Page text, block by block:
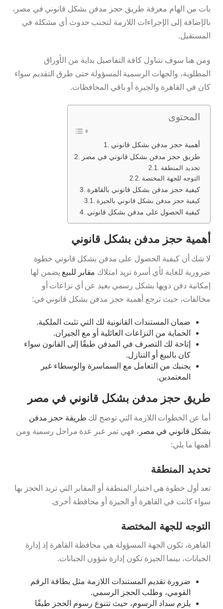
بات من الهام معرفة طريق حجز مدفن بشكل قانوني في مصر،
بالإضافة إلى الإجراءات اللازمة لتجنب حدوث أي مشكلة في
المستقبل.
ومن هنا سوف نتناول كافة التفاصيل بداية من الأوراق
المطلوبة، والجهات الرسمية المسؤولة حتى طرق التقديم سواء
كان في القاهرة والجيزة أو باقي المحافظات.
المحتوى
أهمية حجز مدفن بشكل قانوني
طريق حجز مدفن بشكل قانوني في مصر
تحديد المنطقة
التوجه للجهة المختصة
كيفية حجز مدفن بشكل قانوني بالقاهرة
كيفية حجز مدفن بشكل قانوني بالجيزة
كيفية الحصول على مدفن بشكل قانوني
أهمية حجز مدفن بشكل قانوني
لا شك أن كيفية الحصول على مدفن بشكل قانوني خطوة
ضرورية للغاية لأي أسرة تريد امتلاك مقابر للبيع يضمن لها
إمكانية دفن ذويها بشكل رسمي بعيد عن أي نزاعات أو
مخالفات، حيث ترجع أهمية حجز مدفن بشكل قانوني في:
ضمان المستندات القانونية لك التي تثبت الملكية.
الحماية من النزاعات العائلية أو مع الجيران.
إتاحة لك التصرف في المدفن طبقًا إلى القانون سواء
كان بالبيع أو التنازل.
يجنبك من التعامل مع السماسرة والوسطاء غير
المعتمدين.
طريق حجز مدفن بشكل قانوني في مصر
أما عن الخطوات اللازمة التي توضح لك طريقة حجز مدفن
بشكل قانوني في مصر ، فهي تمر عبر عدة مراحل رسمية ومن
أهمها ما يلي:
تحديد المنطقة
تعد أول خطوة هي اختيار المنطقة أو المقابر التي تريد الحجز بها
سواء كانت في القاهرة أو الجيزة أو محافظة أخرى.
التوجه للجهة المختصة
القاهرة، تكون الجهة المسؤولة هي محافظة القاهرة إذ إدارة
الجبانات، بينما الجيزة تكون إدارة شؤون الجبانات.
ضرورة تقديم المستندات اللازمة مثل بطاقة الرقم
القومي، وطلب الحجز الرسمي.
يلزم سداد الرسوم، حيث تتنوع رسوم الحجز طبقًا